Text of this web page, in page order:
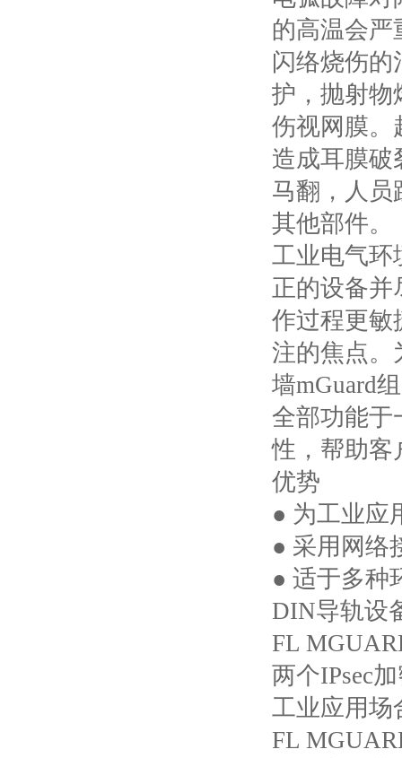
的高温会
闪络烧伤
护，抛射物
伤视网膜。
造成耳膜破
马翻，人员
其他部件。
工业电气环
正的设备并
作过程更敏
注的焦点。
墙mGuard
全部功能于
性，帮助客
优势
● 为工业应
● 采用网络
● 适于多种
DIN导轨设
FL
两个IPsec
工业应用场
FL